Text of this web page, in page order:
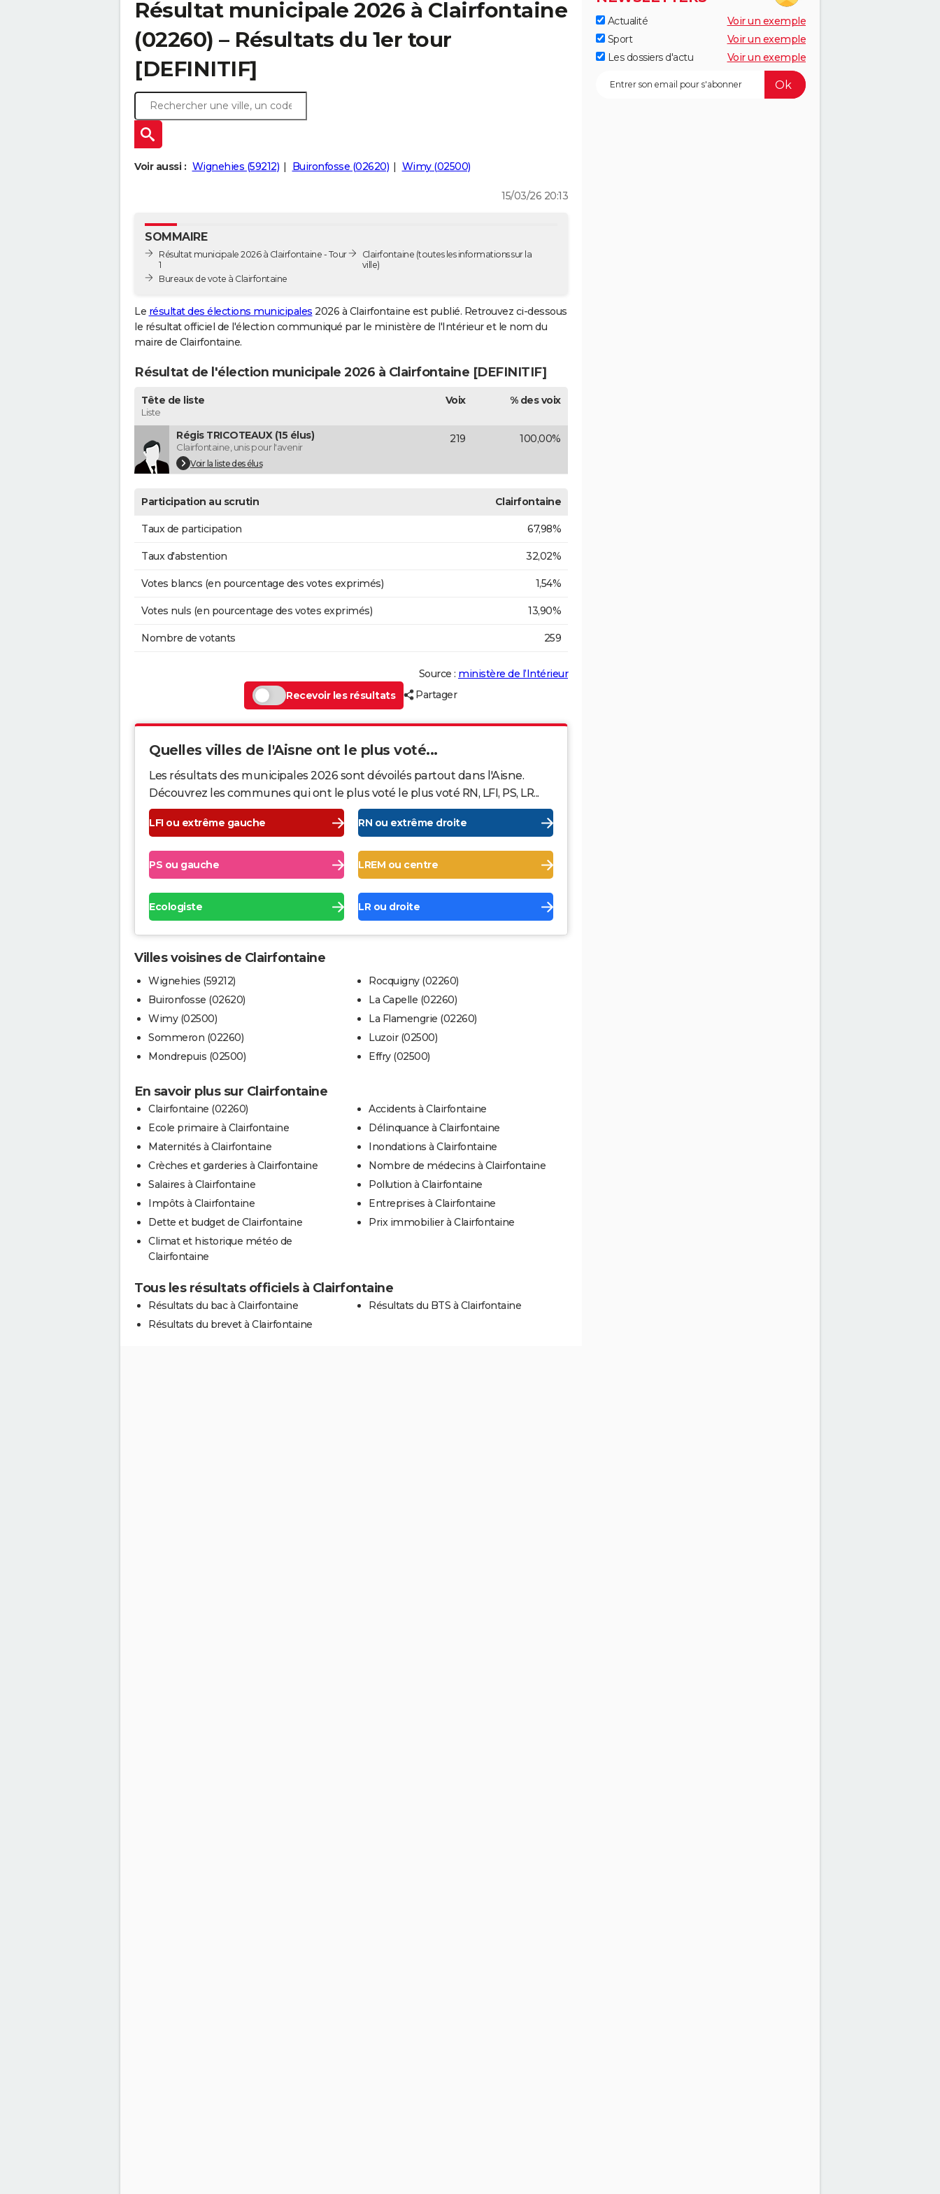
Résultat municipale 2026 à Clairfontaine
(02260) – Résultats du 1er tour
[DEFINITIF]
Voir aussi : Wignehies (59212) Buironfosse (02620) Wimy (02500)
15/03/26 20:13
SOMMAIRE
Résultat municipale 2026 à Clairfontaine - Tour
1
Bureaux de vote à Clairfontaine
Clairfontaine (toutes les informations sur la
ville)
Le résultat des élections municipales 2026 à Clairfontaine est publié. Retrouvez ci-dessous
le résultat officiel de l'élection communiqué par le ministère de l'Intérieur et le nom du
maire de Clairfontaine.
Résultat de l'élection municipale 2026 à Clairfontaine [DEFINITIF]
Tête de liste
Liste
Voix % des voix
Régis TRICOTEAUX (15 élus)
Clairfontaine, unis pour l'avenir
Voir la liste des élus
219 100,00%
Participation au scrutin Clairfontaine
Taux de participation 67,98%
Taux d'abstention 32,02%
Votes blancs (en pourcentage des votes exprimés) 1,54%
Votes nuls (en pourcentage des votes exprimés) 13,90%
Nombre de votants 259
Source : ministère de l’Intérieur
Recevoir les résultats
Partager
Quelles villes de l'Aisne ont le plus voté...
Les résultats des municipales 2026 sont dévoilés partout dans l'Aisne.
Découvrez les communes qui ont le plus voté le plus voté RN, LFI, PS, LR...
LFI ou extrême gauche RN ou extrême droite
PS ou gauche LREM ou centre
Ecologiste LR ou droite
Villes voisines de Clairfontaine
Wignehies (59212)
Buironfosse (02620)
Wimy (02500)
Sommeron (02260)
Mondrepuis (02500)
Rocquigny (02260)
La Capelle (02260)
La Flamengrie (02260)
Luzoir (02500)
Effry (02500)
En savoir plus sur Clairfontaine
Clairfontaine (02260)
Ecole primaire à Clairfontaine
Maternités à Clairfontaine
Crèches et garderies à Clairfontaine
Salaires à Clairfontaine
Impôts à Clairfontaine
Dette et budget de Clairfontaine
Climat et historique météo de
Clairfontaine
Accidents à Clairfontaine
Délinquance à Clairfontaine
Inondations à Clairfontaine
Nombre de médecins à Clairfontaine
Pollution à Clairfontaine
Entreprises à Clairfontaine
Prix immobilier à Clairfontaine
Tous les résultats officiels à Clairfontaine
Résultats du bac à Clairfontaine
Résultats du brevet à Clairfontaine
Résultats du BTS à Clairfontaine
Actualité
Voir un exemple
Sport
Voir un exemple
Les dossiers d'actu
Voir un exemple